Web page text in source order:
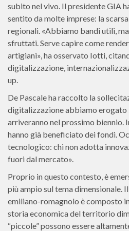
subito nel vivo. Il presidente GIA
sentito da molte imprese: la
regionali. «Abbiamo bandi utili,
sfruttati. Serve capire come
artigiani», ha osservato Iotti,
digitalizzazione,
up.
De Pascale ha raccolto la
digitalizzazione abbiamo erogato
arriveranno nel prossimo biennio.
hanno già beneficiato dei fondi.
tecnologico: chi non adotta
fuori dal mercato».
Proprio in questo contesto, è
più ampio sul tema dimensionale.
emiliano-romagnolo è composto
storia economica del territorio
“piccole” possono essere